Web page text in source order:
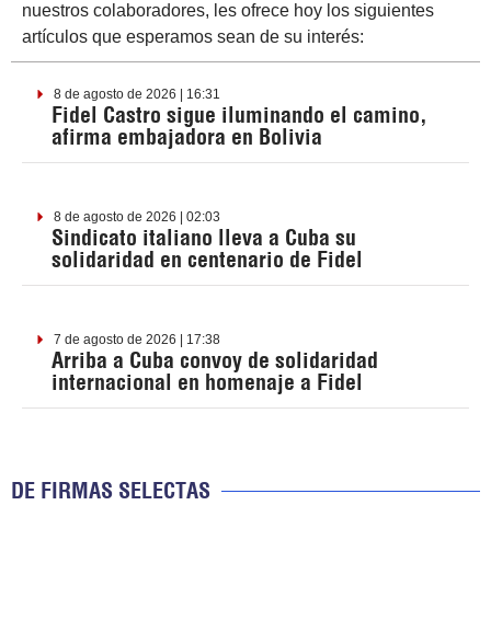
nuestros colaboradores, les ofrece hoy los siguientes
artículos que esperamos sean de su interés:
8 de agosto de 2026 | 16:31
Fidel Castro sigue iluminando el camino,
afirma embajadora en Bolivia
8 de agosto de 2026 | 02:03
Sindicato italiano lleva a Cuba su
solidaridad en centenario de Fidel
7 de agosto de 2026 | 17:38
Arriba a Cuba convoy de solidaridad
internacional en homenaje a Fidel
DE FIRMAS SELECTAS